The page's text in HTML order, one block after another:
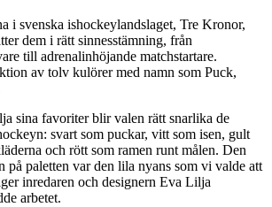
i svenska ishockeylandslaget, Tre Kronor,
dem i rätt sinnesstämning, från
till adrenalinhöjande matchstartare.
av tolv kulörer med namn som Puck,
sina favoriter blir valen rätt snarlika de
svart som puckar, vitt som isen, gult
och rött som ramen runt målen. Den
på paletten var den lila nyans som vi valde att
inredaren och designern Eva Lilja
arbetet.